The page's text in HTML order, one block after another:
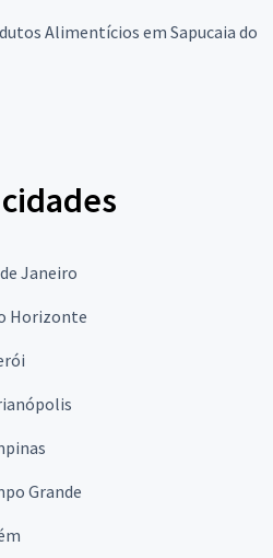
Alimentícios em Sapucaia do
Janeiro
Horizonte
Grande